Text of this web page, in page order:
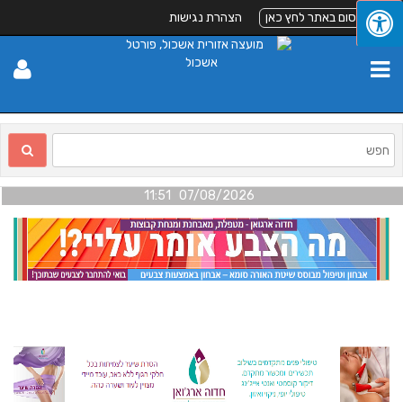
לפרסום באתר לחץ כאן הצהרת נגישות
07/08/2026 11:51